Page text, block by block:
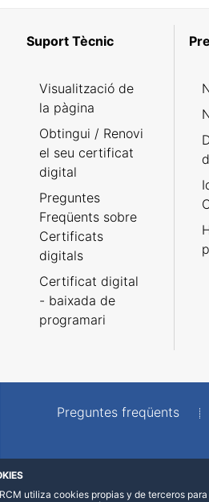
Suport Tècnic
Visualització de
la pàgina
Obtingui / Renovi
el seu certificat
digital
Preguntes
Freqüents sobre
Certificats
digitals
Certificat digital
- baixada de
programari
Preguntes freqüents
utiliza cookies propias y de terceros